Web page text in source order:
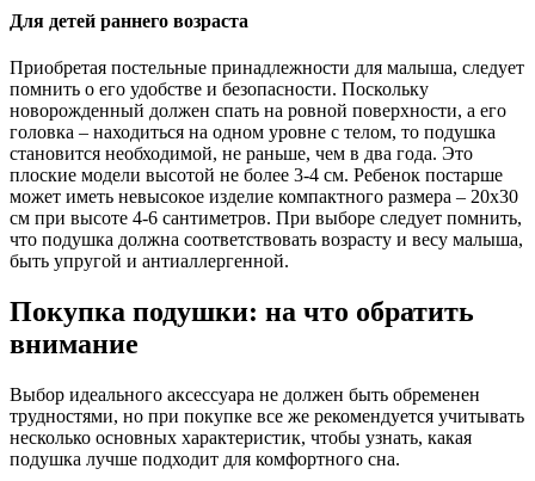
Для детей раннего возраста
Приобретая постельные принадлежности для малыша, следует
помнить о его удобстве и безопасности. Поскольку
новорожденный должен спать на ровной поверхности, а его
головка – находиться на одном уровне с телом, то подушка
становится необходимой, не раньше, чем в два года. Это
плоские модели высотой не более 3-4 см. Ребенок постарше
может иметь невысокое изделие компактного размера – 20х30
см при высоте 4-6 сантиметров. При выборе следует помнить,
что подушка должна соответствовать возрасту и весу малыша,
быть упругой и антиаллергенной.
Покупка подушки: на что обратить
внимание
Выбор идеального аксессуара не должен быть обременен
трудностями, но при покупке все же рекомендуется учитывать
несколько основных характеристик, чтобы узнать, какая
подушка лучше подходит для комфортного сна.